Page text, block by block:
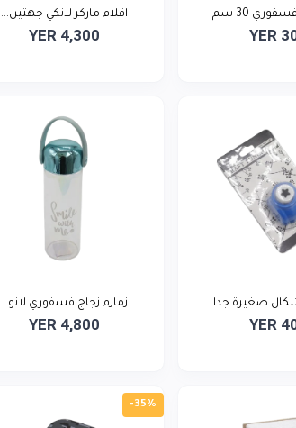
30 سم
YER
اقلام ماركر لانكي جهتين...
YER 4,300
صغيرة جدا
YER
زمازم زجاج فسفوري لانو...
YER 4,800
-35%